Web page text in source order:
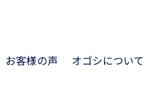
お客様の声 オゴシについて